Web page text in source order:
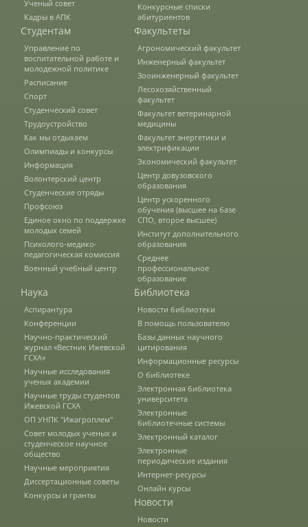
О федеральном проекте "Кадры в АПК"
Документы
Протоколы
Разное
Абитуриенту
Информация в формате Рособрнадзора
Направления подготовки
Правила приема
Документы для поступления
Вступительные испытания
Целевой прием
Общежития
Ученый совет
Кадры в АПК
Конкурсные списки
абитуриентов
Студентам
Управление по
воспитательной работе и
молодежной политике
Расписание
Спорт
Студенческий совет
Трудоустройство
Как мы отдыхаем
Олимпиады и конкурсы
Информация
Волонтерский центр
Студенческие отряды
Профсоюз
Единое окно по поддержке
молодых семей
Психолого-медико-
педагогическая комиссия
Военный учебный центр
Факультеты
Агрономический факультет
Инженерный факультет
Зооинженерный факультет
Лесохозяйственный
факультет
Факультет ветеринарной
медицины
Факультет энергетики и
электрификации
Экономический факультет
Центр довузовского
образования
Центр ускоренного
обучения (высшее на базе
СПО, второе высшее)
Институт дополнительного
образования
Среднее
профессиональное
образование
Наука
Аспирантура
Конференции
Научно-практический
журнал «Вестник Ижевской
ГСХА»
Научные исследования
ученых академии
Научные труды студентов
Ижевской ГСХА
ОП УНПК "Ижагроплем"
Совет молодых ученых и
студенческое научное
общество
Научные мероприятия
Диссертационные советы
Конкурсы и гранты
Библиотека
Новости библиотеки
В помощь пользователю
Базы данных научного
цитирования
Информационные ресурсы
О библиотеке
Электронная библиотека
университета
Электронные
библиотечные системы
Электронный каталог
Электронные
периодические издания
Интернет-ресурсы
Онлайн курсы
Новости
Новости